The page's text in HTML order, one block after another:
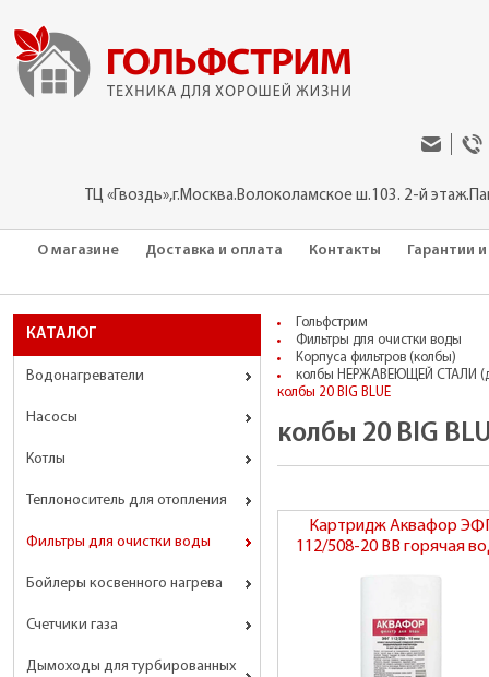
ТЦ «Гвоздь»,г.Москва.Волоколамское ш.103. 2-й
О магазине Доставка и оплата Контакты Гарантии
КАТАЛОГ
Водонагреватели
Насосы
Котлы
Теплоноситель для отопления
Фильтры для очистки воды
Бойлеры косвенного нагрева
Счетчики газа
Дымоходы для турбированных
Гольфстрим
Фильтры для очистки воды
Корпуса фильтров (колбы)
колбы НЕРЖАВЕЮЩЕЙ СТАЛИ
колбы 20 BIG BLUE
колбы 20 BIG
Картридж Аквафор
112/508-20 BB горячая